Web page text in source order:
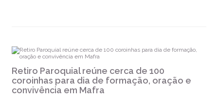
Retiro Paroquial reúne cerca de 100
coroinhas para dia de formação, oração e
convivência em Mafra